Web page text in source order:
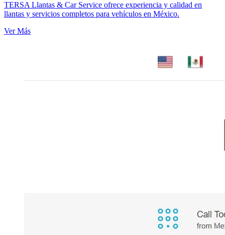
TERSA Llantas & Car Service ofrece experiencia y calidad en
llantas y servicios completos para vehículos en México.
Ver Más